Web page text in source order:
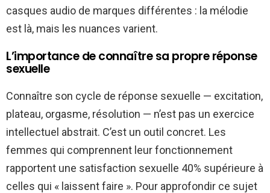
casques audio de marques différentes : la mélodie
est là, mais les nuances varient.
L’importance de connaître sa propre réponse
sexuelle
Connaître son cycle de réponse sexuelle — excitation,
plateau, orgasme, résolution — n’est pas un exercice
intellectuel abstrait. C’est un outil concret. Les
femmes qui comprennent leur fonctionnement
rapportent une satisfaction sexuelle 40% supérieure à
celles qui « laissent faire ». Pour approfondir ce sujet